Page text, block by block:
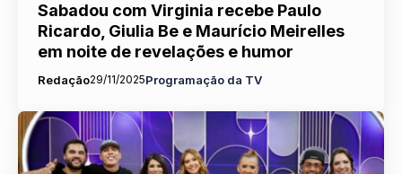
Sabadou com Virginia recebe Paulo
Ricardo, Giulia Be e Maurício Meirelles
em noite de revelações e humor
Redação29/11/2025Programação da TV